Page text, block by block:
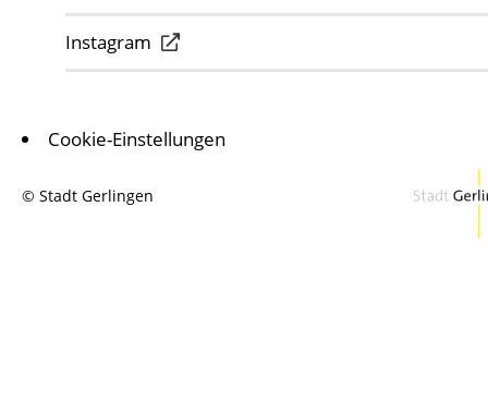
Instagram
Cookie-Einstellungen
© Stadt Gerlingen